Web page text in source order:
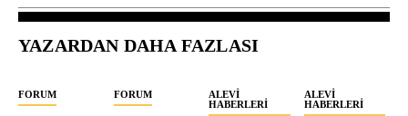
YAZARDAN DAHA FAZLASI
FORUM FORUM
ALEVI
HABERLERI
ALEVI
HABERLERI